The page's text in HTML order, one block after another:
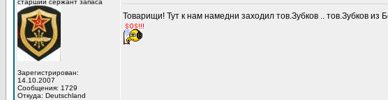
старший сержант запаса
Зарегистрирован:
14.10.2007
Сообщения: 1729
Откуда: Deutschland
Товарищи! Тут к нам намедни заходил тов.Зубков .. тов.Зубков